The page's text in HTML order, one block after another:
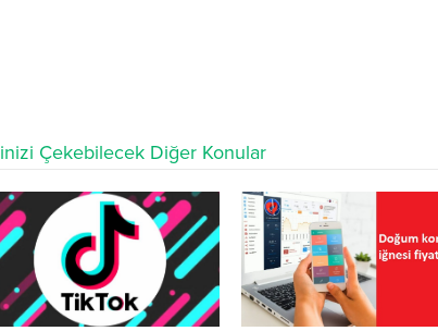
Çekebilecek Diğer Konular